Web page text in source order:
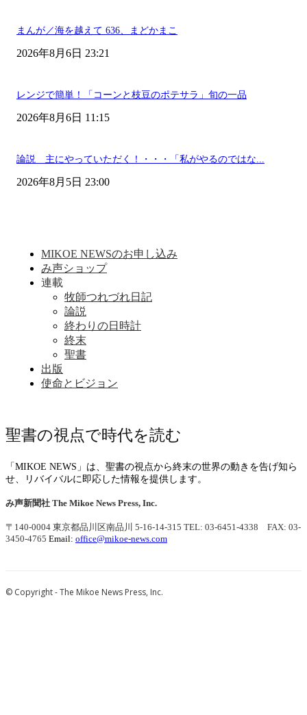
まんが／海を越えて 636、まどかまこ
2026年8月6日 23:21
レンジで簡単！「コーンと枝豆のポテサラ」旬の一品
2026年8月6日 11:15
論説 主にやっていただく！・・・「私がやるのではな...
2026年8月5日 23:00
MIKOE NEWSのお申し込み
み声ショップ
連載
牧師つれづれ日記
論説
終わりの日時計
終末
聖書
出版
使命とビジョン
聖書の視点で時代を読む
「MIKOE NEWS」は、聖書の視点から終末の世界の動きを告げ知ら
せ、リバイバルに即応した情報を提供します。
み声新聞社 The Mikoe News Press, Inc.
〒140-0004 東京都品川区南品川 5-16-14-315 TEL: 03-6451-4338 FAX: 03-
3450-4765 Email: office@mikoe-news.com
© Copyright - The Mikoe News Press, Inc.